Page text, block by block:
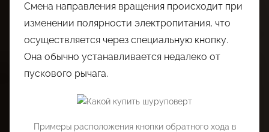
Смена направления вращения происходит при
изменении полярности электропитания, что
осуществляется через специальную кнопку.
Она обычно устанавливается недалеко от
пускового рычага.
Примеры расположения кнопки обратного хода в